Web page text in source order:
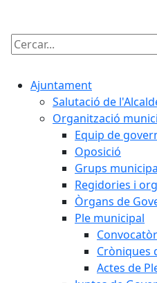
Cercar:
Ajuntament
Salutació de
Organització
Equip de
Oposició
Grups
Regidories i
Òrgans de
Ple municipal
Cròniques
Actes de